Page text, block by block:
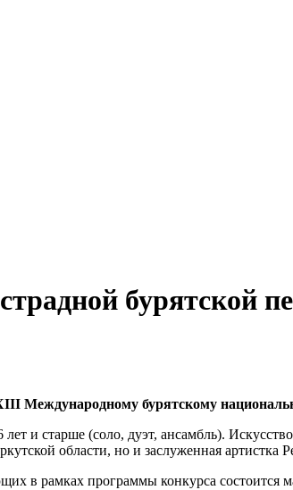
бурятской
Международному бурятскому
и старше (соло, дуэт, ансамбль).
области, но и заслуженная
в рамках программы конкурса состоится